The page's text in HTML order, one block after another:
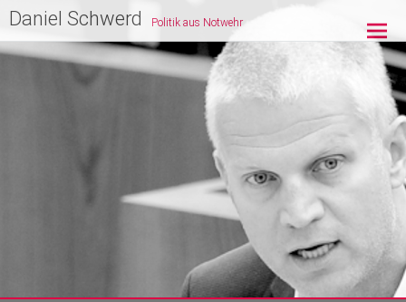
Zum
Inhalt
springen
Daniel Schwerd Politik aus Notwehr